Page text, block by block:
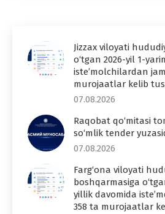
Jizzax viloyati
o‘tgan 2026-yil 1-
iste’molchilardan
murojaatlar kelib
07.08.2026
Raqobat qo‘mitasi
so‘mlik tender
07.08.2026
Farg‘ona viloyati
boshqarmasiga
yillik davomida
358 ta murojaatlar